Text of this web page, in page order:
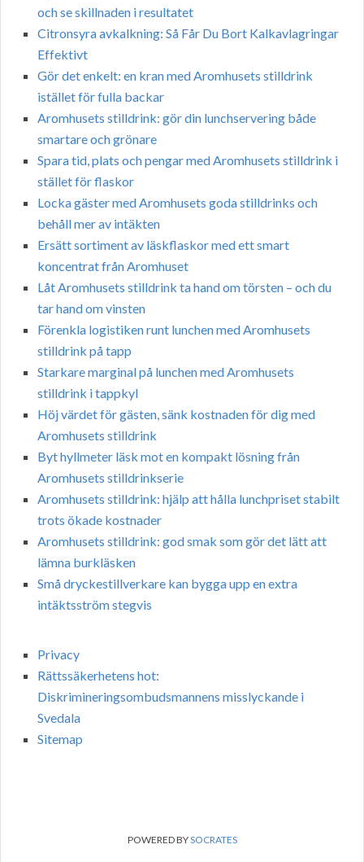
och se skillnaden i resultatet
Citronsyra avkalkning: Så Får Du Bort Kalkavlagringar
Effektivt
Gör det enkelt: en kran med Aromhusets stilldrink
istället för fulla backar
Aromhusets stilldrink: gör din lunchservering både
smartare och grönare
Spara tid, plats och pengar med Aromhusets stilldrink i
stället för flaskor
Locka gäster med Aromhusets goda stilldrinks och
behåll mer av intäkten
Ersätt sortiment av läskflaskor med ett smart
koncentrat från Aromhuset
Låt Aromhusets stilldrink ta hand om törsten – och du
tar hand om vinsten
Förenkla logistiken runt lunchen med Aromhusets
stilldrink på tapp
Starkare marginal på lunchen med Aromhusets
stilldrink i tappkyl
Höj värdet för gästen, sänk kostnaden för dig med
Aromhusets stilldrink
Byt hyllmeter läsk mot en kompakt lösning från
Aromhusets stilldrinkserie
Aromhusets stilldrink: hjälp att hålla lunchpriset stabilt
trots ökade kostnader
Aromhusets stilldrink: god smak som gör det lätt att
lämna burkläsken
Små dryckestillverkare kan bygga upp en extra
intäktsström stegvis
Privacy
Rättssäkerhetens hot:
Diskrimineringsombudsmannens misslyckande i
Svedala
Sitemap
POWERED BYSOCRATES